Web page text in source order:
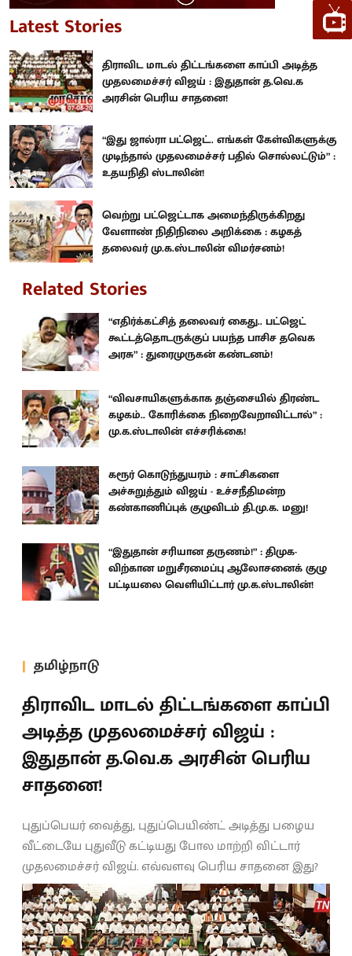
Latest Stories
திராவிட மாடல் திட்டங்களை காப்பி அடித்த
முதலமைச்சர் விஜய் : இதுதான் த.வெ.க
அரசின் பெரிய சாதனை!
“இது ஜால்ரா பட்ஜெட்.. எங்கள் கேள்விகளுக்கு
முடிந்தால் முதலமைச்சர் பதில் சொல்லட்டும்” :
உதயநிதி ஸ்டாலின்!
வெற்று பட்ஜெட்டாக அமைந்திருக்கிறது
வேளாண் நிதிநிலை அறிக்கை : கழகத்
தலைவர் மு.க.ஸ்டாலின் விமர்சனம்!
Related Stories
“எதிர்க்கட்சித் தலைவர் கைது.. பட்ஜெட்
கூட்டத்தொடருக்குப் பயந்த பாசிச தவெக
அரசு” : துரைமுருகன் கண்டனம்!
“விவசாயிகளுக்காக தஞ்சையில் திரண்ட
கழகம்.. கோரிக்கை நிறைவேறாவிட்டால்” :
மு.க.ஸ்டாலின் எச்சரிக்கை!
கரூர் கொடுந்துயரம் : சாட்சிகளை
அச்சுறுத்தும் விஜய் - உச்சநீதிமன்ற
கண்காணிப்புக் குழுவிடம் தி.மு.க. மனு!
“இதுதான் சரியான தருணம்!” : திமுக-
விற்கான மறுசீரமைப்பு ஆலோசனைக் குழு
பட்டியலை வெளியிட்டார் மு.க.ஸ்டாலின்!
தமிழ்நாடு
திராவிட மாடல் திட்டங்களை காப்பி
அடித்த முதலமைச்சர் விஜய் :
இதுதான் த.வெ.க அரசின் பெரிய
சாதனை!
புதுப்பெயர் வைத்து, புதுப்பெயிண்ட் அடித்து பழைய
வீட்டையே புதுவீடு கட்டியது போல மாற்றி விட்டார்
முதலமைச்சர் விஜய். எவ்வளவு பெரிய சாதனை இது?